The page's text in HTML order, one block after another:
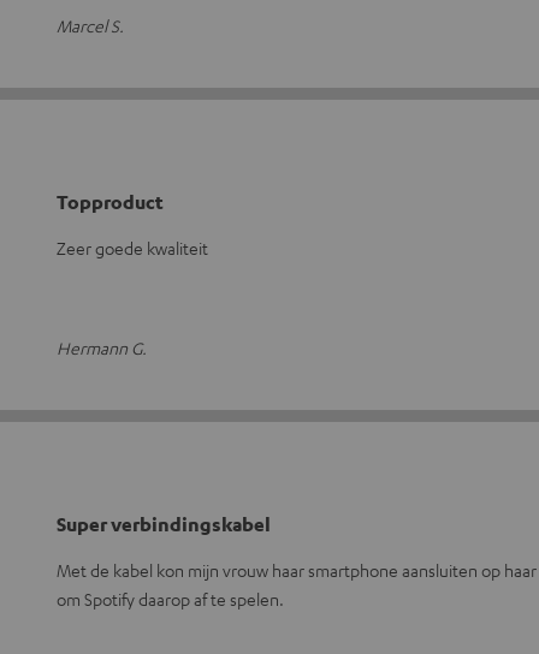
Marcel S.
Topproduct
Zeer goede kwaliteit
Hermann G.
Super verbindingskabel
Met de kabel kon mijn vrouw haar smartphone aansluiten op
om Spotify daarop af te spelen.